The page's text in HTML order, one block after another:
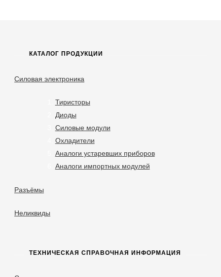
КАТАЛОГ ПРОДУКЦИИ
Силовая электроника
Тиристоры
Диоды
Силовые модули
Охладители
Аналоги устаревших приборов
Аналоги импортных модулей
Разъёмы
Неликвиды
ТЕХНИЧЕСКАЯ СПРАВОЧНАЯ ИНФОРМАЦИЯ